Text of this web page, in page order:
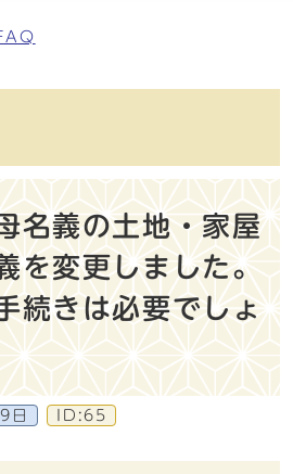
名義の土地・家屋
を変更しました。
続きは必要でしょ
日 ID:65